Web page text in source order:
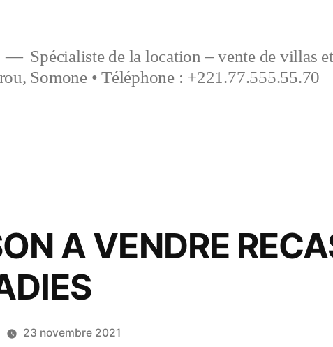
Spécialiste de la location – vente de villas
Somone • Téléphone : +221.77.555.55.70
A VENDRE
23 novembre 2021